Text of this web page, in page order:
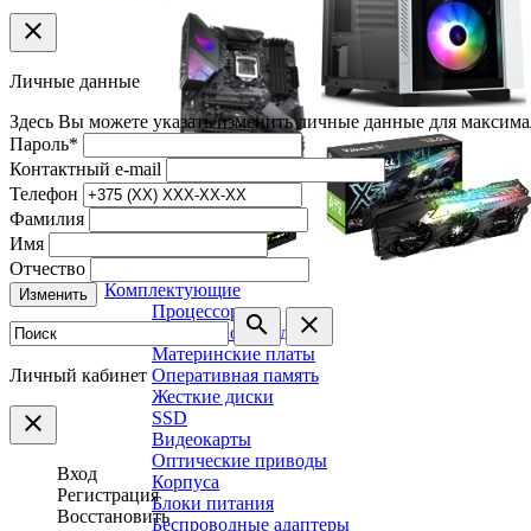
Комплектующие
Процессоры
Системы охлаждения
Материнские платы
Оперативная память
Жесткие диски
SSD
Видеокарты
Оптические приводы
Корпуса
Блоки питания
Беспроводные адаптеры
clear
Личные данные
Здесь Вы можете указать/изменить личные данные для
Пароль*
Контактный e-mail
Телефон
Фамилия
Имя
Отчество
Изменить
search clear
Личный кабинет
clear
Вход
Регистрация
Восстановить